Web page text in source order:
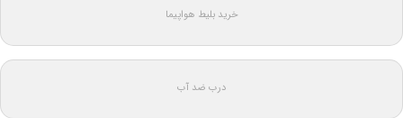
خرید بلیط هواپیما
درب ضد آب